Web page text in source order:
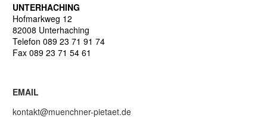
UNTERHACHING
Hofmarkweg 12
82008 Unterhaching
Telefon 089 23 71 91 74
Fax 089 23 71 54 61
EMAIL
kontakt@muenchner-pietaet.de